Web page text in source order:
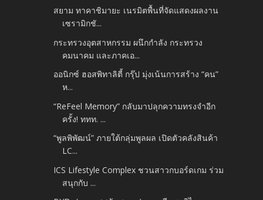
สยาม ทาคาชิมายะ เนรมิตพื้นที่จัดแสดงผลงาน
เซรามิกชั...
กระทรวงอุตสาหกรรม ผนึกกำลัง กระทรวง
คมนาคม และภาคเอ...
ออนิกซ์ ฮอสพิทาลิตี้ กรุ๊ป มุ่งเน้นการสร้าง “คน”
ห...
“ReFeel Memory” กลับมาปลุกความทรงจำอีก
ครั้ง! ททท. ...
“พูลพิพัฒน์” ภายใต้กลุ่มพูลผล เปิดตัวคลังสินค้า
LC...
ICS Lifestyle Complex ชวนสาวกบอร์ดเกม ร่วม
สนุกกับ ...